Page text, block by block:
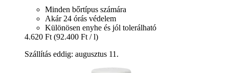
Minden bőrtípus számára
Akár 24 órás védelem
Különösen enyhe és jól tolerálható
4.620 Ft (92.400 Ft / l)
Szállítás eddig: augusztus 11.